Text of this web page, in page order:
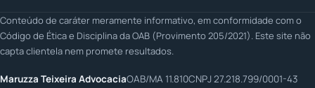
Conteúdo de caráter meramente informativo, em conformidade com o
Código de Ética e Disciplina da OAB (Provimento 205/2021). Este site não
capta clientela nem promete resultados.
Maruzza Teixeira AdvocaciaOAB/MA 11.810CNPJ 27.218.799/0001-43